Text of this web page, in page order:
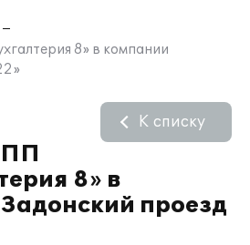
8» в компании
ПП
8» в
проезд
К списку